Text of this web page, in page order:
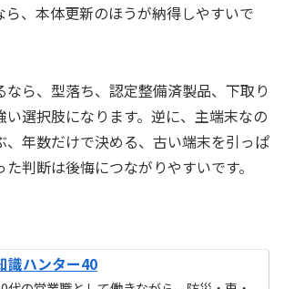
ら、本体更新のほうが納得しやすいで
なら、型落ち、認定整備済製品、下取り
い選択肢になります。逆に、主端末なの
、年数だけで決める、古い端末を引っぱ
判断は後悔につながりやすいです。
識ハンター40